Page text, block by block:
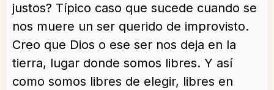
justos? Típico caso que sucede cuando se
nos muere un ser querido de improvisto.
Creo que Dios o ese ser nos deja en la
tierra, lugar donde somos libres. Y así
como somos libres de elegir, libres en